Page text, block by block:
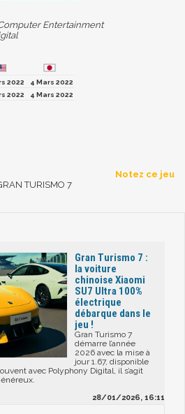
Entertainment
2022
4 Mars 2022
2022 4 Mars 2022
Notez ce jeu
TURISMO 7
Gran Turismo 7 :
la voiture
chinoise Xiaomi
SU7 Ultra 100%
électrique
débarque dans le
jeu !
Gran Turismo 7
démarre l’année
2026 avec la mise à
jour 1.67, disponible
avec Polyphony Digital, il s’agit
28/01/2026, 16:11